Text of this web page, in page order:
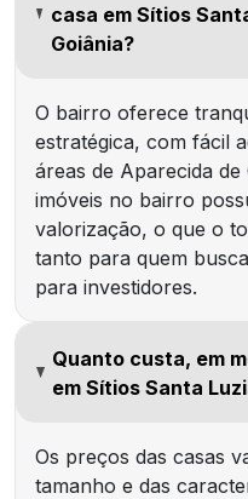
casa em Sítios
Goiânia?
O bairro oferece
estratégica, com fácil
áreas de Aparecida de
imóveis no bairro
valorização, o que o
tanto para quem
para investidores.
Quanto custa, em
em Sítios Santa
Os preços das casas
tamanho e das